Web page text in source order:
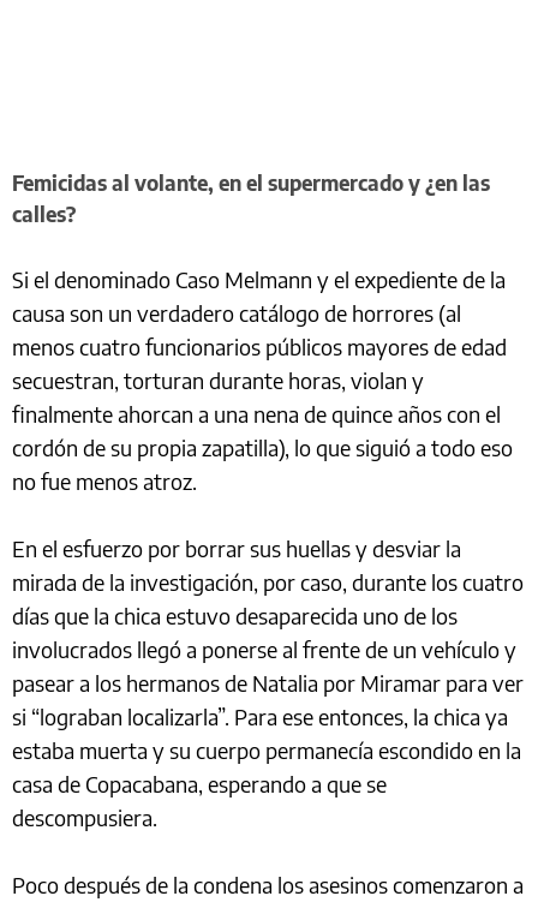
Femicidas al volante, en el supermercado y ¿en las
calles?
Si el denominado Caso Melmann y el expediente de la
causa son un verdadero catálogo de horrores (al
menos cuatro funcionarios públicos mayores de edad
secuestran, torturan durante horas, violan y
finalmente ahorcan a una nena de quince años con el
cordón de su propia zapatilla), lo que siguió a todo eso
no fue menos atroz.
En el esfuerzo por borrar sus huellas y desviar la
mirada de la investigación, por caso, durante los cuatro
días que la chica estuvo desaparecida uno de los
involucrados llegó a ponerse al frente de un vehículo y
pasear a los hermanos de Natalia por Miramar para ver
si “lograban localizarla”. Para ese entonces, la chica ya
estaba muerta y su cuerpo permanecía escondido en la
casa de Copacabana, esperando a que se
descompusiera.
Poco después de la condena los asesinos comenzaron a